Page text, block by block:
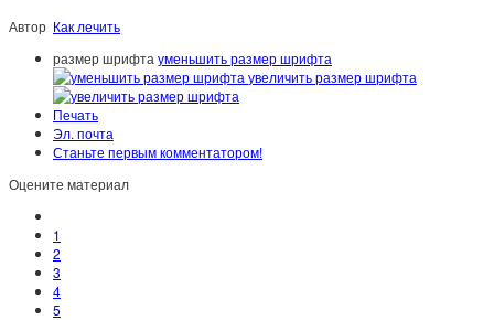
Автор Как лечить
размер шрифта уменьшить размер шрифта
увеличить размер шрифта
Печать
Эл. почта
Станьте первым комментатором!
Оцените материал
1
2
3
4
5